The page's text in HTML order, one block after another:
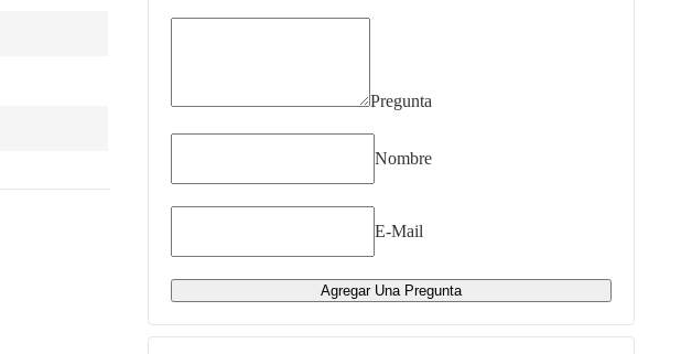
Pregunta
Nombre
E-Mail
Agregar Una Pregunta